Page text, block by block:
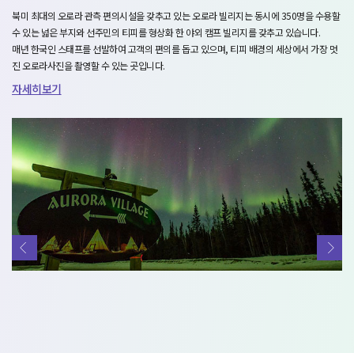
북미 최대의 오로라 관측 편의시설을 갖추고 있는 오로라 빌리지는 동시에 350명을 수용할
수 있는 넓은 부지와 선주민의 티피를 형상화 한 야외 캠프 빌리지를 갖추고 있습니다.
매년 한국인 스태프를 선발하여 고객의 편의를 돕고 있으며, 티피 배경의 세상에서 가장 멋
진 오로라사진을 촬영할 수 있는 곳입니다.
자세히보기